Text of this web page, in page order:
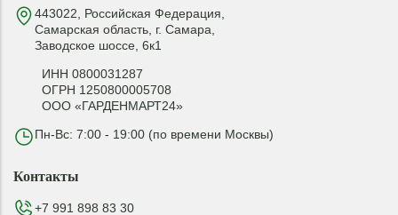
443022, Российская Федерация,
Самарская область, г. Самара,
Заводское шоссе, 6к1
ИНН 0800031287
ОГРН 1250800005708
ООО «ГАРДЕНМАРТ24»
Пн-Вс: 7:00 - 19:00 (по времени Москвы)
Контакты
+7 991 898 83 30